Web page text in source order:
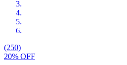
(250)
20% OFF